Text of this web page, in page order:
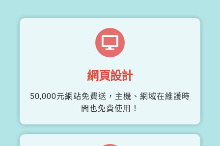
網頁設計
50,000元網站免費送，主機、網域在維護時
間也免費使用！